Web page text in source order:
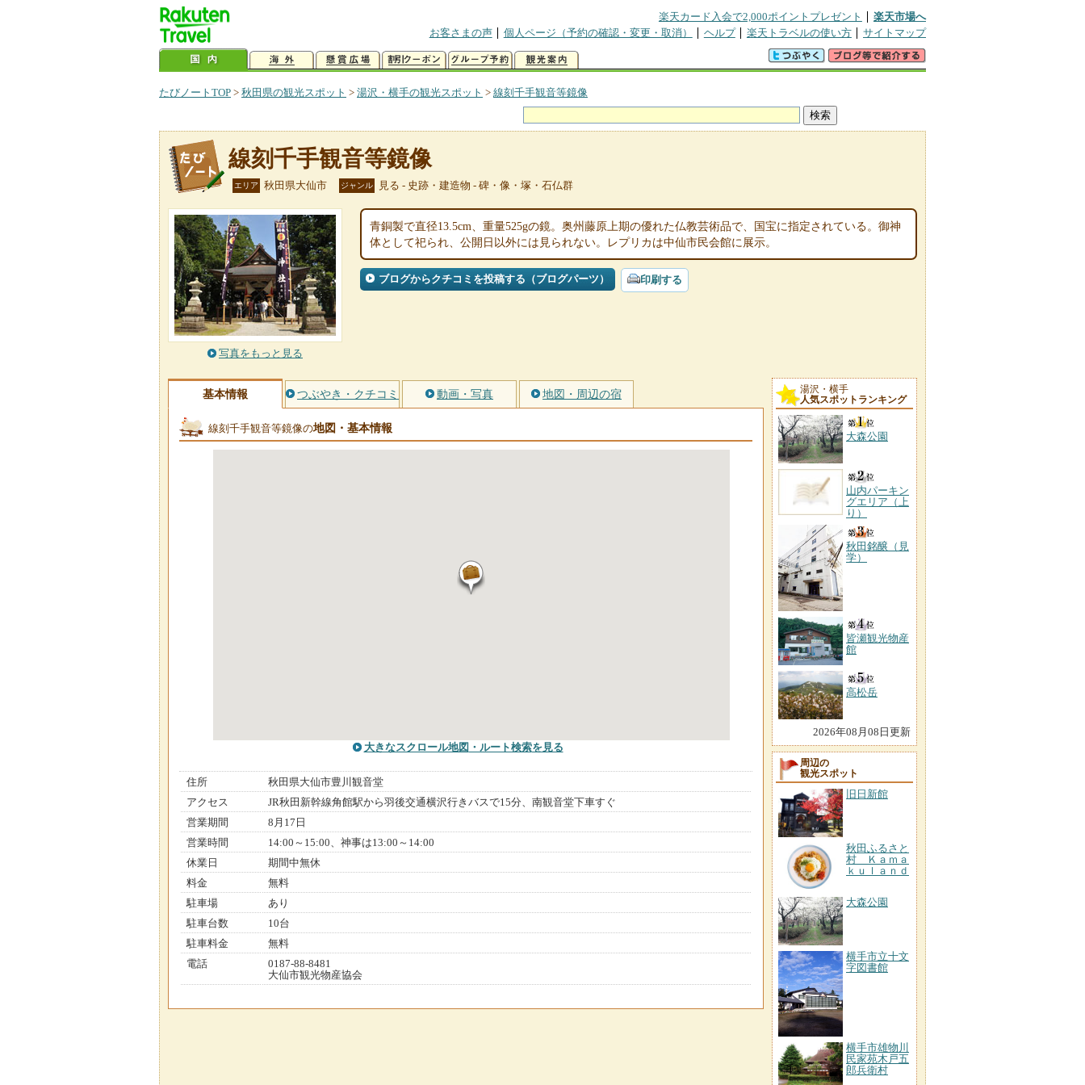
楽天カード入会で2,000ポイントプレゼント
楽天市場へ
お客さまの声
個人ページ（予約の確認・変更・取消） ヘルプ 楽天トラベルの使い方 サイトマップ
たびノートTOP > 秋田県の観光スポット > 湯沢・横手の観光スポット > 線刻千手観音等鏡像
線刻千手観音等鏡像
エリア 秋田県大仙市 ジャンル 見る - 史跡・建造物 - 碑・像・塚・石仏群
写真をもっと見る
青銅製で直径13.5cm、重量525gの鏡。奥州藤原上期の優れた仏教芸術品で、国宝に指定されている。御神
体として祀られ、公開日以外には見られない。レプリカは中仙市民会館に展示。
ブログからクチコミを投稿する（ブログパーツ） 印刷する
基本情報 つぶやき・クチコミ 動画・写真 地図・周辺の宿
線刻千手観音等鏡像の地図・基本情報
大きなスクロール地図 ・ルート検索を見る
住所
秋田県大仙市豊川観音堂
アクセス
JR秋田新幹線角館駅から羽後交通横沢行きバスで15分、南観音堂下車すぐ
営業期間
8月17日
営業時間
14:00～15:00、神事は13:00～14:00
休業日
期間中無休
料金
無料
駐車場
あり
駐車台数
10台
駐車料金
無料
電話
0187-88-8481
大仙市観光物産協会
湯沢・横手
人気スポットランキング
大森公園
山内パーキン
グエリア（上
り）
秋田銘醸（見
学）
皆瀬観光物産
館
高松岳
2026年08月08日更新
周辺の
観光スポット
旧日新館
秋田ふるさと
村 Ｋａｍａ
ｋｕｌａｎｄ
大森公園
横手市立十文
字図書館
横手市雄物川
民家苑木戸五
郎兵衛村